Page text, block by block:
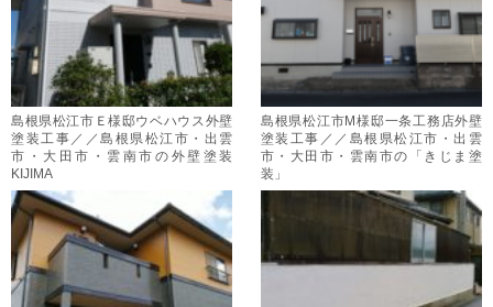
島根県松江市Ｅ様邸ウベハウス外壁
塗装工事／／島根県松江市・出雲
市・大田市・雲南市の外壁塗装
KIJIMA
島根県松江市M様邸一条工務店外壁
塗装工事／／島根県松江市・出雲
市・大田市・雲南市の「きじま塗
装」